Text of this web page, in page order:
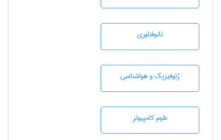
نانوفناوری
ژئوفيزيك و هواشناسی
علوم کامپیوتر